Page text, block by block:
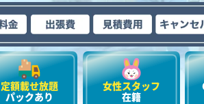
定額載せ放題
パックあり
女性スタッフ
在籍